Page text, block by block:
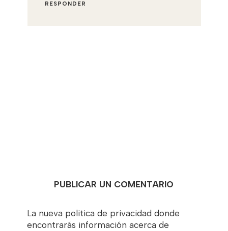
RESPONDER
PUBLICAR UN COMENTARIO
La nueva politica de privacidad donde
encontrarás información acerca de